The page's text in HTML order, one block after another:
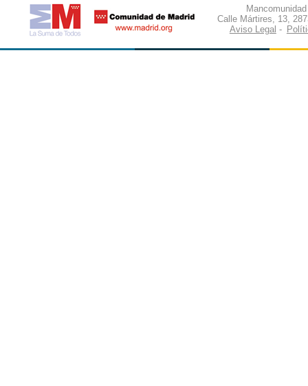
Calle Mártires, 13,
Aviso Legal -